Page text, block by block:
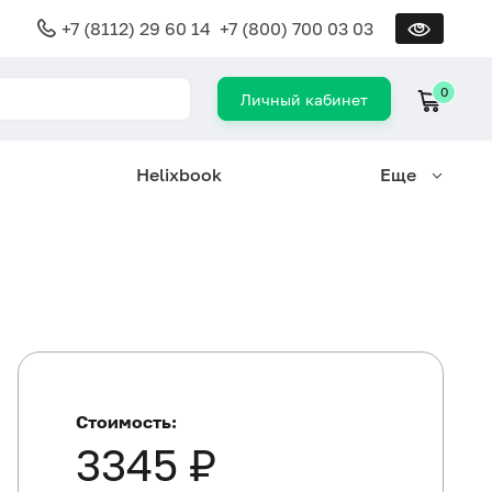
+7 (8112) 29 60 14 +7 (800) 700 03 03
Личный кабинет 0
Helixbook Еще
Стоимость:
3345 ₽